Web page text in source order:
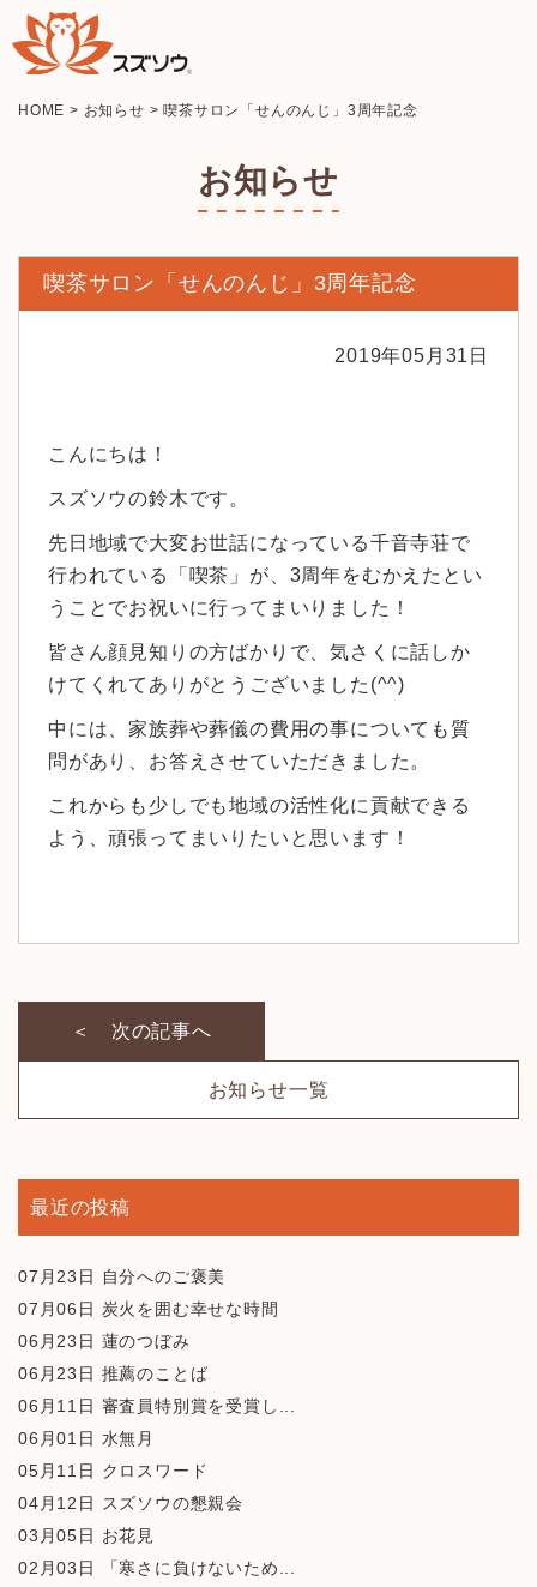
HOME > お知らせ >喫茶サロン「せんのんじ」3周年記念
お知らせ
喫茶サロン「せんのんじ」3周年記念
2019年05月31日
こんにちは！
スズソウの鈴木です。
先日地域で大変お世話になっている千音寺荘で
行われている「喫茶」が、3周年をむかえたとい
うことでお祝いに行ってまいりました！
皆さん顔見知りの方ばかりで、気さくに話しか
けてくれてありがとうございました(^^)
中には、家族葬や葬儀の費用の事についても質
問があり、お答えさせていただきました。
これからも少しでも地域の活性化に貢献できる
よう、頑張ってまいりたいと思います！
＜ 次の記事へ
お知らせ一覧
最近の投稿
07月23日
自分へのご褒美
07月06日 炭火を囲む幸せな時間
06月23日 蓮のつぼみ
06月23日 推薦のことば
06月11日 審査員特別賞を受賞し...
06月01日 水無月
05月11日 クロスワード
04月12日
スズソウの懇親会
03月05日 お花見
02月03日
「寒さに負けないため...